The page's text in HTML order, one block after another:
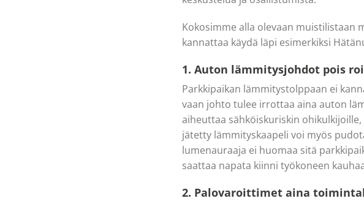
Kokosimme alla olevaan muistilistaan
kannattaa käydä läpi esimerkiksi
1. Auton lämmitysjohdot pois
Parkkipaikan lämmitystolppaan ei
vaan johto tulee irrottaa aina auton
aiheuttaa sähköiskuriskin
jätetty lämmityskaapeli voi myös
lumenauraaja ei huomaa sitä
saattaa napata kiinni työkoneen
2. Palovaroittimet aina